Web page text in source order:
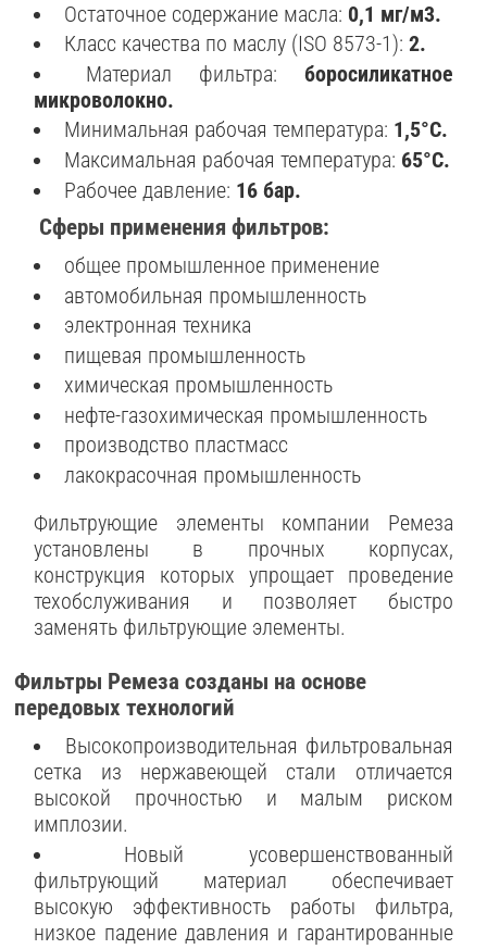
Остаточное содержание масла: 0,1 мг/м3.
Класс качества по маслу (ISO 8573-1): 2.
Материал фильтра: боросиликатное
микроволокно.
Минимальная рабочая температура: 1,5°C.
Максимальная рабочая температура: 65°C.
Рабочее давление: 16 бар.
Сферы применения фильтров:
общее промышленное применение
автомобильная промышленность
электронная техника
пищевая промышленность
химическая промышленность
нефте-газохимическая промышленность
производство пластмасс
лакокрасочная промышленность
Фильтрующие элементы компании Ремеза
установлены в прочных корпусах,
конструкция которых упрощает проведение
техобслуживания и позволяет быстро
заменять фильтрующие элементы.
Фильтры Ремеза созданы на основе
передовых технологий
Высокопроизводительная фильтровальная
сетка из нержавеющей стали отличается
высокой прочностью и малым риском
имплозии.
Новый усовершенствованный
фильтрующий материал обеспечивает
высокую эффективность работы фильтра,
низкое падение давления и гарантированные